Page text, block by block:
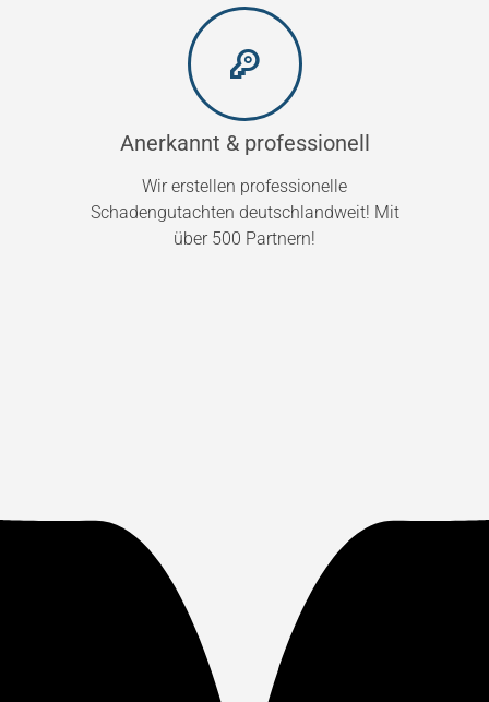
Anerkannt & professionell
Wir erstellen professionelle
Schadengutachten deutschlandweit! Mit
über 500 Partnern!